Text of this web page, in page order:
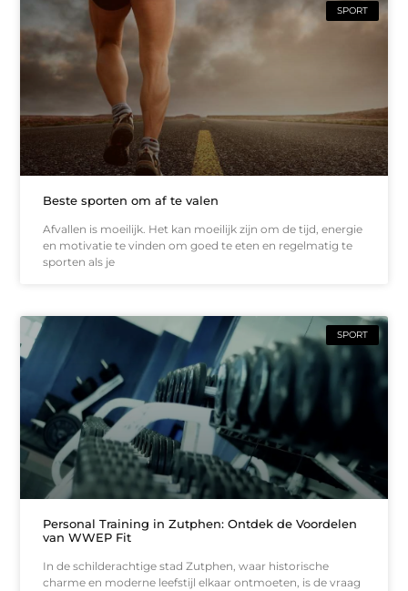
SPORT
Beste sporten om af te valen
Afvallen is moeilijk. Het kan moeilijk zijn om de tijd, energie
en motivatie te vinden om goed te eten en regelmatig te
sporten als je
SPORT
Personal Training in Zutphen: Ontdek de Voordelen
van WWEP Fit
In de schilderachtige stad Zutphen, waar historische
charme en moderne leefstijl elkaar ontmoeten, is de vraag